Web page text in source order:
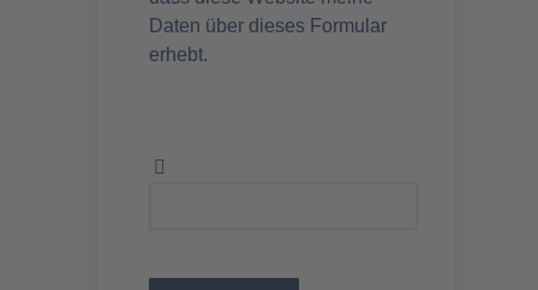
Daten über dieses Formular
erhebt.